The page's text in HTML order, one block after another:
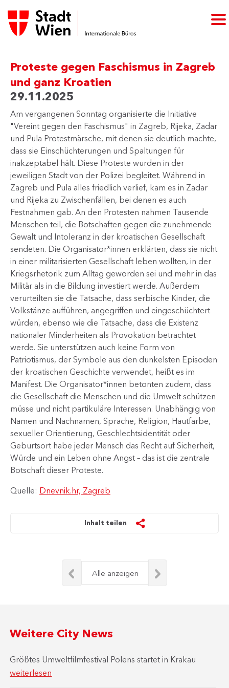
Proteste gegen Faschismus in Zagreb
und ganz Kroatien
29.11.2025
​Am vergangenen Sonntag organisierte die Initiative
"Vereint gegen den Faschismus" in Zagreb, Rijeka, Zadar
und Pula Protestmärsche, mit denen sie deutlich machte,
dass sie Einschüchterungen und Spaltungen für
inakzeptabel hält. Diese Proteste wurden in der
jeweiligen Stadt von der Polizei​ begleitet. Während in
Zagreb und Pula alles friedlich verlief, kam es in Zadar
und Rijeka zu Zwischenfällen, bei denen es auch
Festnahmen gab. An den Protesten nahmen Tausende
Menschen teil, die Botschaften gegen die zunehmende
Gewalt und Intoleranz in der kroatischen Gesellschaft
sendeten. Die Organisator*innen erklärten, dass sie nicht
in einer militarisierten Gesellschaft leben wollten, in der
Kriegs­rhetorik zum Alltag geworden sei und mehr in das
Militär als in die Bildung investiert werde. Außerdem
verurteilten sie die Tatsache, dass serbische Kinder, die
Volkstänze aufführen, angegriffen und eingeschüchtert
würden, ebenso wie die Tatsache, dass die Existenz
nationaler Minderheiten als Provokation betrachtet
werde. Sie unterstützen auch keine Form von
Patriotismus, der Symbole aus den dunkelsten Episoden
der kroatischen Geschichte verwendet, heißt es im
Manifest. Die Organisator*innen betonten zudem, dass
die Gesellschaft die Menschen und die Umwelt schützen
müsse und nicht partikuläre Interessen. Unabhängig von
Namen und Nachnamen, Sprache, Religion, Hautfarbe,
sexueller Orientierung, Geschlechtsidentität oder
Geburtsort habe​​ jeder Mensch das Recht auf Sicherheit,
Würde und ein Leben ohne Angst – das ist die zentrale
Botschaft dieser Proteste.
Quelle: Dnevnik.hr, Zagreb
Inhalt teilen
Alle anzeigen
Weitere City News
Größtes Umweltfilmfestival Polens startet in Krakau
weiterlesen